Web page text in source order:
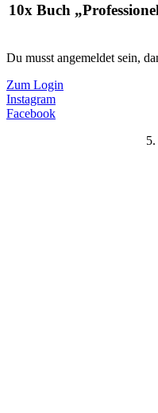
10x Buch
Du musst angemeldet sein,
Zum Login
Instagram
Facebook